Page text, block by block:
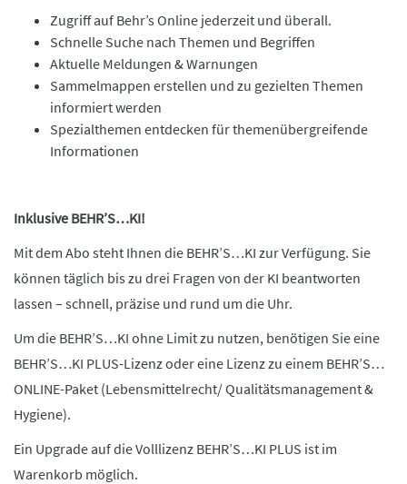
Zugriff auf Behr’s Online jederzeit und überall.
Schnelle Suche nach Themen und Begriffen
Aktuelle Meldungen & Warnungen
Sammelmappen erstellen und zu gezielten Themen
informiert werden
Spezialthemen entdecken für themenübergreifende
Informationen
Inklusive BEHR’S…KI!
Mit dem Abo steht Ihnen die BEHR’S…KI zur Verfügung. Sie
können täglich bis zu drei Fragen von der KI beantworten
lassen – schnell, präzise und rund um die Uhr.
Um die BEHR’S…KI ohne Limit zu nutzen, benötigen Sie eine
BEHR’S…KI PLUS-Lizenz oder eine Lizenz zu einem BEHR’S…
ONLINE-Paket (Lebensmittelrecht/ Qualitätsmanagement &
Hygiene).
Ein Upgrade auf die Volllizenz BEHR’S…KI PLUS ist im
Warenkorb möglich.